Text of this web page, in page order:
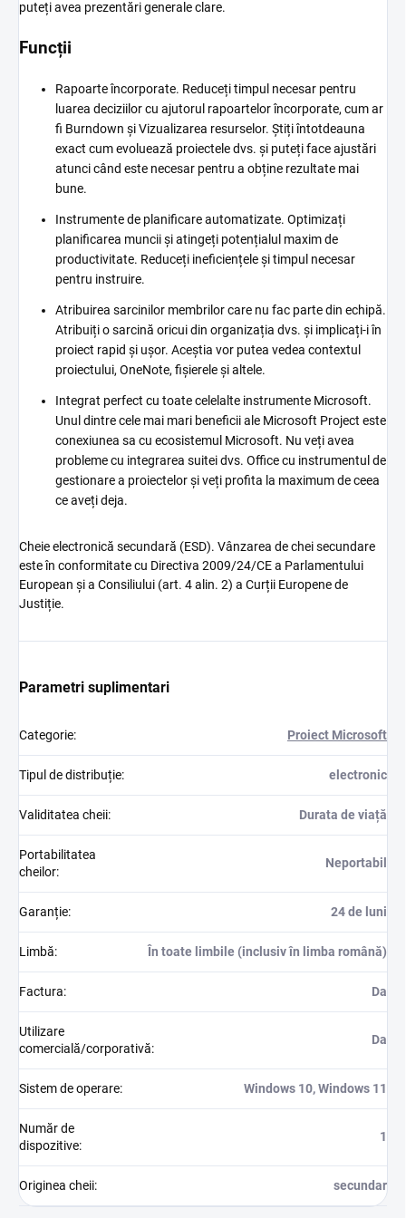
puteți avea prezentări generale clare.
Funcții
Rapoarte încorporate. Reduceți timpul necesar pentru
luarea deciziilor cu ajutorul rapoartelor încorporate, cum ar
fi Burndown și Vizualizarea resurselor. Știți întotdeauna
exact cum evoluează proiectele dvs. și puteți face ajustări
atunci când este necesar pentru a obține rezultate mai
bune.
Instrumente de planificare automatizate. Optimizați
planificarea muncii și atingeți potențialul maxim de
productivitate. Reduceți ineficiențele și timpul necesar
pentru instruire.
Atribuirea sarcinilor membrilor care nu fac parte din echipă.
Atribuiți o sarcină oricui din organizația dvs. și implicați-i în
proiect rapid și ușor. Aceștia vor putea vedea contextul
proiectului, OneNote, fișierele și altele.
Integrat perfect cu toate celelalte instrumente Microsoft.
Unul dintre cele mai mari beneficii ale Microsoft Project este
conexiunea sa cu ecosistemul Microsoft. Nu veți avea
probleme cu integrarea suitei dvs. Office cu instrumentul de
gestionare a proiectelor și veți profita la maximum de ceea
ce aveți deja.
Cheie electronică secundară (ESD). Vânzarea de chei secundare
este în conformitate cu Directiva 2009/24/CE a Parlamentului
European și a Consiliului (art. 4 alin. 2) a Curții Europene de
Justiție.
Parametri suplimentari
Categorie: Proiect Microsoft
Tipul de distribuție: electronic
Validitatea cheii: Durata de viață
Portabilitatea
cheilor:
Neportabil
Garanție: 24 de luni
Limbă: În toate limbile (inclusiv în limba română)
Factura: Da
Utilizare
comercială/corporativă:
Da
Sistem de operare: Windows 10, Windows 11
Număr de
dispozitive:
1
Originea cheii: secundar